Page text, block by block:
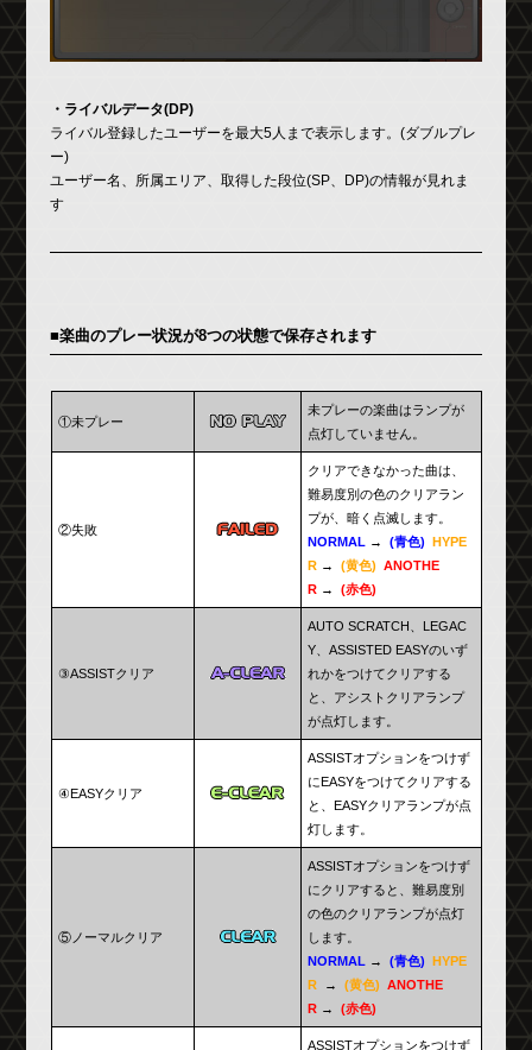
・ライバルデータ(DP)
ライバル登録したユーザーを最大5人まで表示します。(ダブルプレ
ー)
ユーザー名、所属エリア、取得した段位(SP、DP)の情報が見れま
す
■楽曲のプレー状況が8つの状態で保存されます
①未プレー
未プレーの楽曲はランプが
点灯していません。
②失敗
クリアできなかった曲は、
難易度別の色のクリアラン
プが、暗く点滅します。
NORMAL→ (青色)
HYPE
R→ (黄色) ANOTHE
R→ (赤色)
③ASSISTクリア
AUTO SCRATCH、LEGAC
Y、ASSISTED EASYのいず
れかをつけてクリアする
と、アシストクリアランプ
が点灯します。
④EASYクリア
ASSISTオプションをつけず
にEASYをつけてクリアする
と、EASYクリアランプが点
灯します。
⑤ノーマルクリア
ASSISTオプションをつけず
にクリアすると、難易度別
の色のクリアランプが点灯
します。
NORMAL→ (青色)
HYPE
R→ (黄色) ANOTHE
R→ (赤色)
ASSISTオプションをつけず